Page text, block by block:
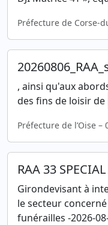
Préfecture de Corse-
, ainsi qu'aux
des fins de loisir de
Préfecture de l’Oise –
RAA 33
Girondevisant à
le secteur
funérailles -2026-